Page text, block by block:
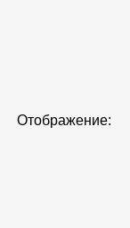
Отображение: